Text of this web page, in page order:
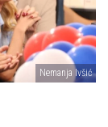
Nemanja Ivšić